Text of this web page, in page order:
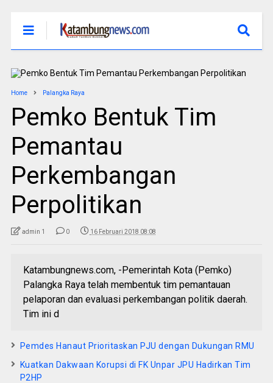
Home Palangka Raya
Pemko Bentuk Tim
Pemantau
Perkembangan
Perpolitikan
admin 1 0 16 Februari 2018 08:08
Katambungnews.com, -Pemerintah Kota (Pemko)
Palangka Raya telah membentuk tim pemantauan
pelaporan dan evaluasi perkembangan politik daerah.
Tim ini d
Pemdes Hanaut Prioritaskan PJU dengan Dukungan RMU
Kuatkan Dakwaan Korupsi di FK Unpar JPU Hadirkan Tim
P2HP